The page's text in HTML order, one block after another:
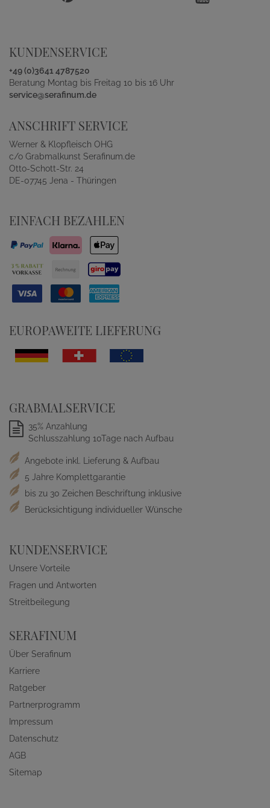
KUNDENSERVICE
+49 (0)3641 4787520
Beratung Montag bis Freitag 10 bis 16 Uhr
service@serafinum.de
ANSCHRIFT SERVICE
Werner & Klopfleisch OHG
c/o Grabmalkunst Serafinum.de
Otto-Schott-Str. 24
DE-07745 Jena - Thüringen
EINFACH BEZAHLEN
EUROPAWEITE LIEFERUNG
GRABMALSERVICE
35% Anzahlung
Schlusszahlung 10Tage nach Aufbau
Angebote inkl. Lieferung & Aufbau
5 Jahre Komplettgarantie
bis zu 30 Zeichen Beschriftung inklusive
Berücksichtigung individueller Wünsche
KUNDENSERVICE
Unsere Vorteile
Fragen und Antworten
Streitbeilegung
SERAFINUM
Über Serafinum
Karriere
Ratgeber
Partnerprogramm
Impressum
Datenschutz
AGB
Sitemap